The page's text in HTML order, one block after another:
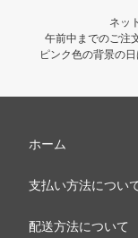
ネッ
午前中までのご注
ピンク色の背景の
ホーム
支払い方法につい
配送方法について